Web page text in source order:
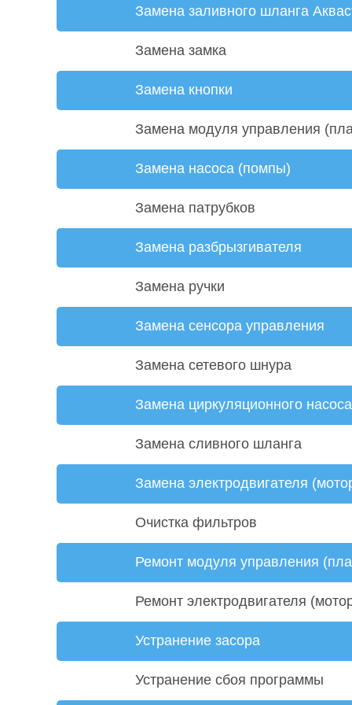
Замена заливного шланга
Замена замка
Замена кнопки
Замена насоса (помпы)
Замена разбрызгивателя
Замена сенсора управления
Замена патрубков
Замена модуля управления
Замена ручки
Замена сетевого шнура
Замена циркуляционного насоса
Замена электродвигателя
Ремонт модуля управления
Устранение засора
Очистка фильтров
Замена сливного шланга
Ремонт электродвигателя
Устранение сбоя программы